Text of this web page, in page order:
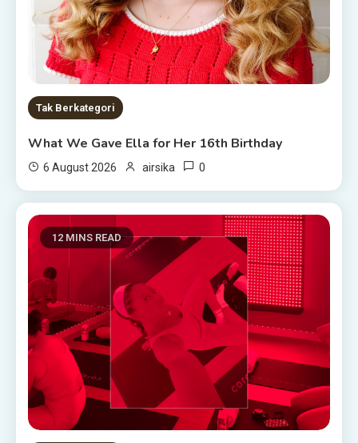
Tak Berkategori
What We Gave Ella for Her 16th Birthday
6 August 2026 airsika 0
12 MINS READ